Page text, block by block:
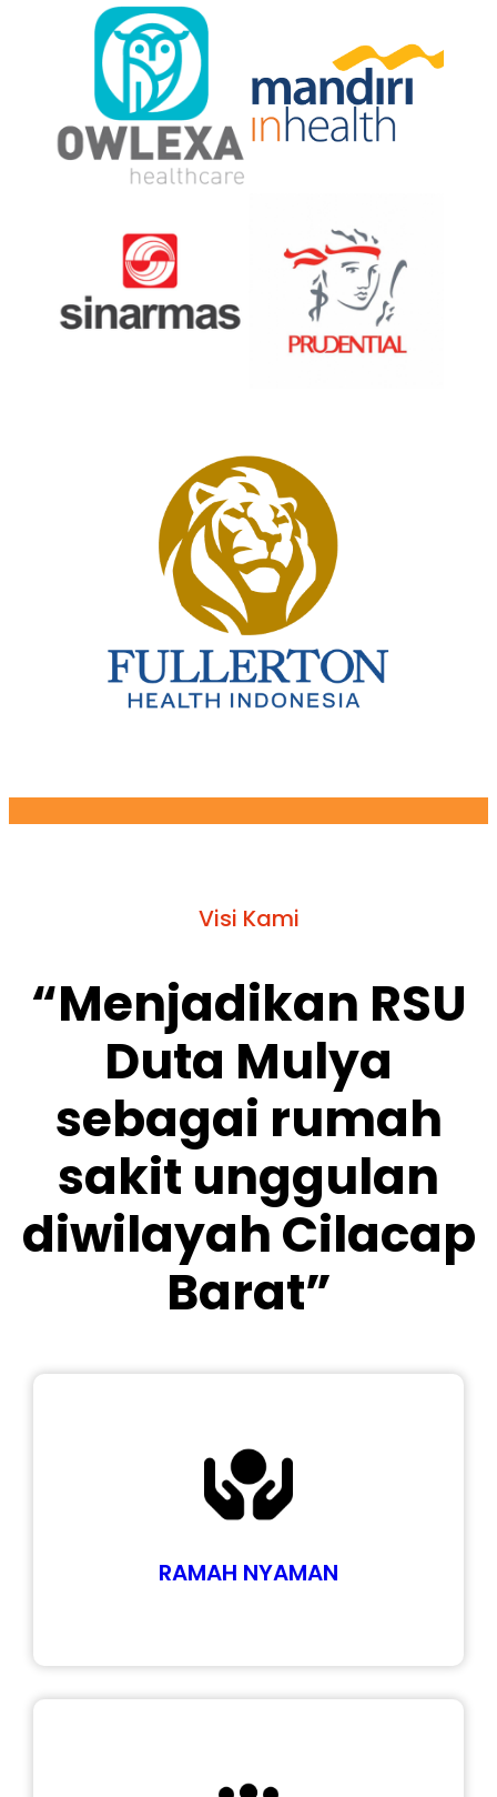
Visi Kami
“Menjadikan RSU
Duta Mulya
sebagai rumah
sakit unggulan
diwilayah Cilacap
Barat”
RAMAH NYAMAN